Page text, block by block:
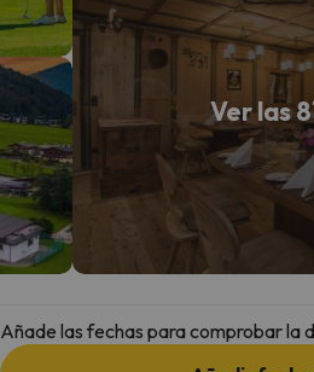
Ver las
Añade las fechas para comprobar la